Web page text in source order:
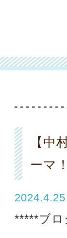
【中
ーマ
2024.4.25
*****ブロ